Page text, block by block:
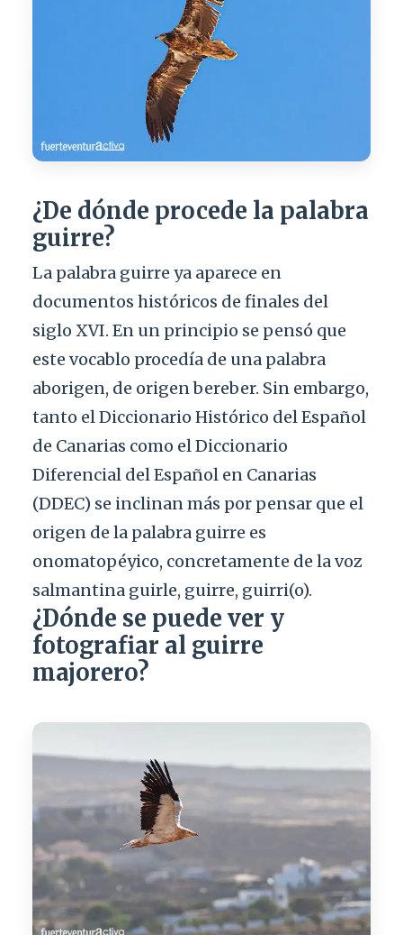
¿De dónde procede la palabra
guirre?
La palabra guirre ya aparece en
documentos históricos de finales del
siglo XVI. En un principio se pensó que
este vocablo procedía de una palabra
aborigen, de origen bereber. Sin embargo,
tanto el Diccionario Histórico del Español
de Canarias como el Diccionario
Diferencial del Español en Canarias
(DDEC) se inclinan más por pensar que el
origen de la palabra guirre es
onomatopéyico, concretamente de la voz
salmantina guirle, guirre, guirri(o).
¿Dónde se puede ver y
fotografiar al guirre
majorero?